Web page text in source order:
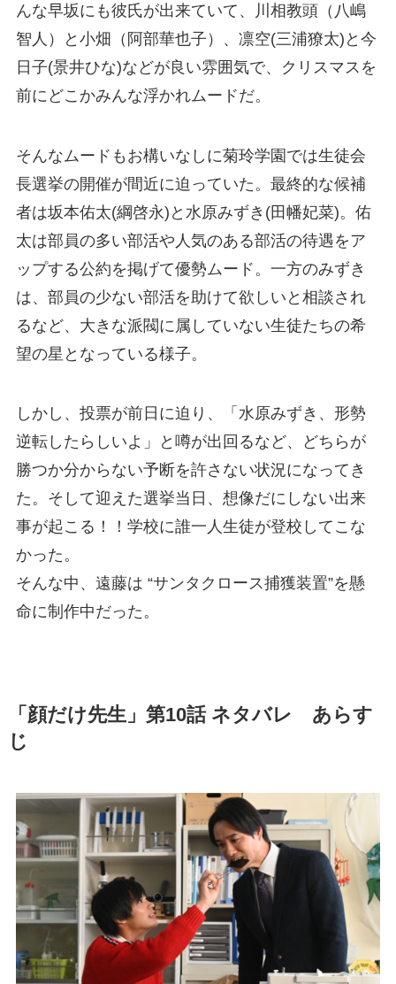
んな早坂にも彼氏が出来ていて、川相教頭（八嶋
智人）と小畑（阿部華也子）、凛空(三浦獠太)と今
日子(景井ひな)などが良い雰囲気で、クリスマスを
前にどこかみんな浮かれムードだ。
そんなムードもお構いなしに菊玲学園では生徒会
長選挙の開催が間近に迫っていた。最終的な候補
者は坂本佑太(綱啓永)と水原みずき(田幡妃菜)。佑
太は部員の多い部活や人気のある部活の待遇をア
ップする公約を掲げて優勢ムード。一方のみずき
は、部員の少ない部活を助けて欲しいと相談され
るなど、大きな派閥に属していない生徒たちの希
望の星となっている様子。
しかし、投票が前日に迫り、「水原みずき、形勢
逆転したらしいよ」と噂が出回るなど、どちらが
勝つか分からない予断を許さない状況になってき
た。そして迎えた選挙当日、想像だにしない出来
事が起こる！！学校に誰一人生徒が登校してこな
かった。
そんな中、遠藤は “サンタクロース捕獲装置”を懸
命に制作中だった。
「顔だけ先生」第10話 ネタバレ あらす
じ